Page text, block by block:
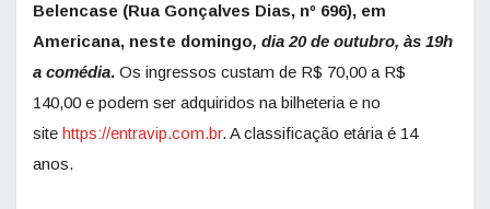
Belencase (Rua Gonçalves Dias, nº 696), em
Americana, neste domingo, dia 20 de outubro, às 19h
a comédia. Os ingressos custam de R$ 70,00 a R$
140,00 e podem ser adquiridos na bilheteria e no
site https://entravip.com.br. A classificação etária é 14
anos.